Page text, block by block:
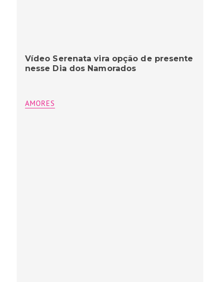
Vídeo Serenata vira opção de presente
nesse Dia dos Namorados
AMORES